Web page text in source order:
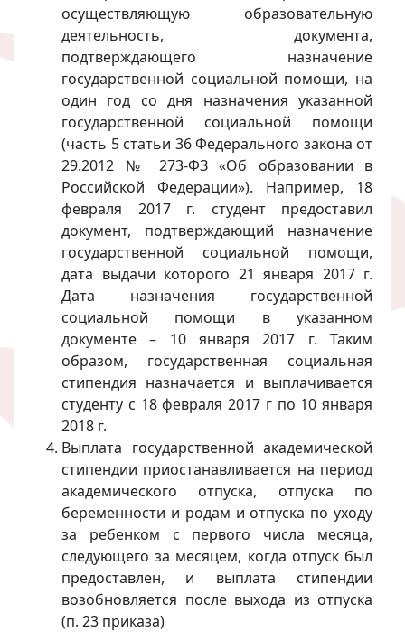
осуществляющую образовательную
деятельность, документа,
подтверждающего назначение
государственной социальной помощи, на
один год со дня назначения указанной
государственной социальной помощи
(часть 5 статьи 36 Федерального закона от
29.2012 № 273-ФЗ «Об образовании в
Российской Федерации»). Например, 18
февраля 2017 г. студент предоставил
документ, подтверждающий назначение
государственной социальной помощи,
дата выдачи которого 21 января 2017 г.
Дата назначения государственной
социальной помощи в указанном
документе – 10 января 2017 г. Таким
образом, государственная социальная
стипендия назначается и выплачивается
студенту с 18 февраля 2017 г по 10 января
2018 г.
Выплата государственной академической
стипендии приостанавливается на период
академического отпуска, отпуска по
беременности и родам и отпуска по уходу
за ребенком с первого числа месяца,
следующего за месяцем, когда отпуск был
предоставлен, и выплата стипендии
возобновляется после выхода из отпуска
(п. 23 приказа)